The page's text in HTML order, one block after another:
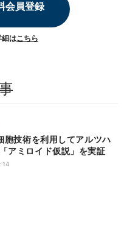
会員登録
細はこちら
胞技術を利用してアルツハ
アミロイド仮説」を実証